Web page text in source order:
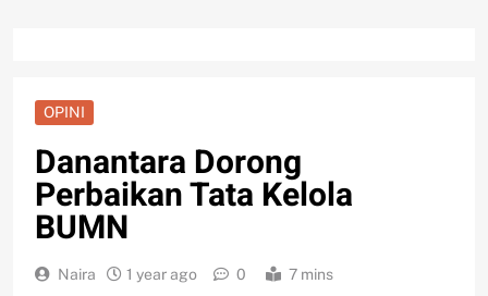
OPINI
Danantara Dorong
Perbaikan Tata Kelola
BUMN
Naira 1 year ago 0 7 mins